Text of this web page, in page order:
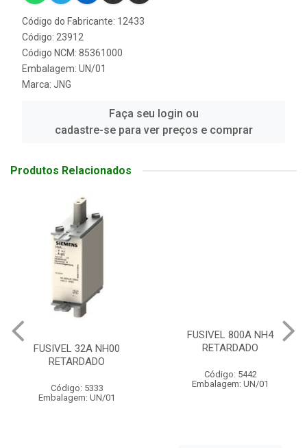
Código do Fabricante: 12433
Código: 23912
Código NCM: 85361000
Embalagem: UN/01
Marca: JNG
Faça seu login ou
cadastre-se para ver preços e comprar
Produtos Relacionados
FUSIVEL 32A NH00
RETARDADO
Código: 5333
Embalagem: UN/01
FUSIVEL 800A NH4
RETARDADO
Código: 5442
Embalagem: UN/01